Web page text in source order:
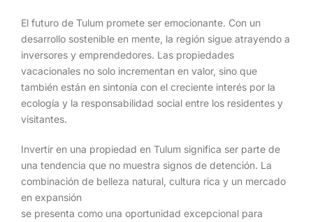
El futuro de Tulum promete ser emocionante. Con un
desarrollo sostenible en mente, la región sigue atrayendo a
inversores y emprendedores. Las propiedades
vacacionales no solo incrementan en valor, sino que
también están en sintonía con el creciente interés por la
ecología y la responsabilidad social entre los residentes y
visitantes.
Invertir en una propiedad en Tulum significa ser parte de
una tendencia que no muestra signos de detención. La
combinación de belleza natural, cultura rica y un mercado
en expansión
se presenta como una oportunidad excepcional para